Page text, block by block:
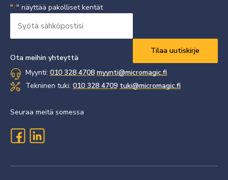
"*" näyttää pakolliset kentät
sähköpostisi
Ota meihin yhteyttä
Myynti: 010 328 4708 myynti@micromagic.fi
Tekninen tuki: 010 328 4709 tuki@micromagic.fi
Seuraa meitä somessa